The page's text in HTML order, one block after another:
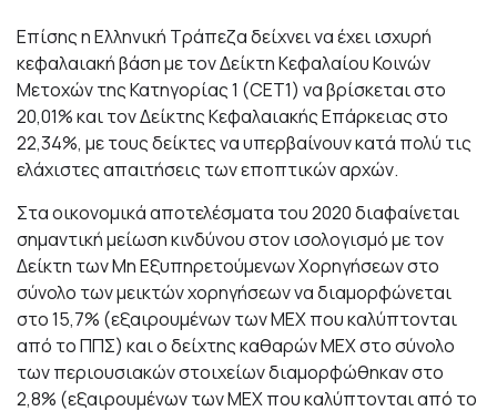
Επίσης η Ελληνική Τράπεζα δείχνει να έχει ισχυρή
κεφαλαιακή βάση με τον Δείκτη Κεφαλαίου Κοινών
Μετοχών της Κατηγορίας 1 (CET1) να βρίσκεται στο
20,01% και τον Δείκτης Κεφαλαιακής Επάρκειας στο
22,34%, με τους δείκτες να υπερβαίνουν κατά πολύ τις
ελάχιστες απαιτήσεις των εποπτικών αρχών.
Στα οικονομικά αποτελέσματα του 2020 διαφαίνεται
σημαντική μείωση κινδύνου στον ισολογισμό με τον
Δείκτη των Μη Εξυπηρετούμενων Χορηγήσεων στο
σύνολο των μεικτών χορηγήσεων να διαμορφώνεται
στο 15,7% (εξαιρουμένων των ΜΕΧ που καλύπτονται
από το ΠΠΣ) και ο δείχτης καθαρών ΜΕΧ στο σύνολο
των περιουσιακών στοιχείων διαμορφώθηκαν στο
2,8% (εξαιρουμένων των ΜΕΧ που καλύπτονται από το